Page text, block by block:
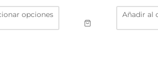
opciones
Este
múltiples
Añadir al